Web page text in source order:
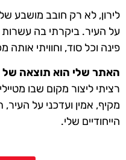
לירון, לא רק חובב מושבע
על העיר. ביקרתי בה
פינה וכל סוד, וחוויתי אותה
האתר שלי הוא תוצאה
רציתי ליצור מקום שבו
מקיף, אמין ועדכני על העיר,
הייחודיים שלי.